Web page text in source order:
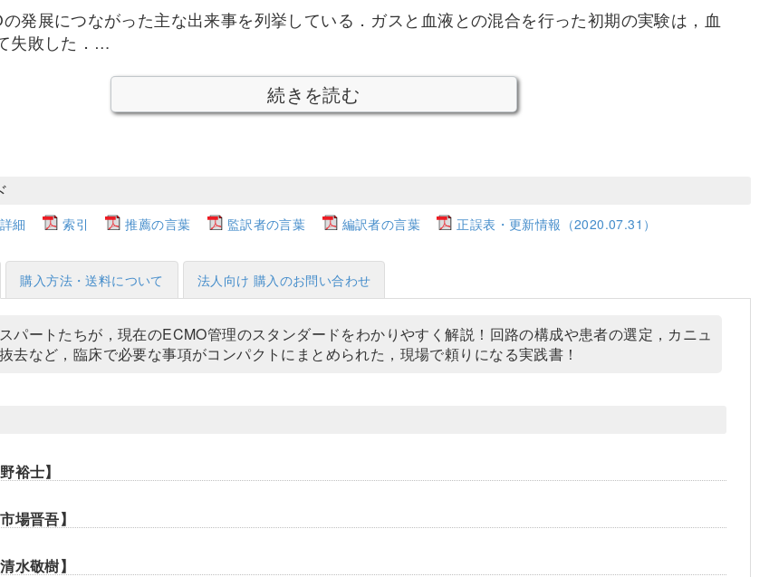
発展につながった主な出来事を列挙している．ガスと血液との混合を行った初期の実験は，血
失敗した．…
続きを読む
細 索引 推薦の言葉 監訳者の言葉 編訳者の言葉 正誤表・更新情報（2020.07.31）
購入方法・送料について 法人向け 購入のお問い合わせ
パートたちが，現在のECMO管理のスタンダードをわかりやすく解説！回路の構成や患者の選定，カニュ
去など，臨床で必要な事項がコンパクトにまとめられた，現場で頼りになる実践書！
裕士】
場晋吾】
水敬樹】